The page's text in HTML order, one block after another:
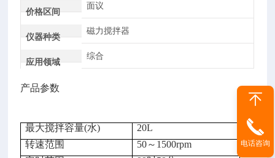
价格区间
面议
仪器种类
磁力搅拌器
应用领域
综合
产品参数
最大搅拌容量(水)
20L
转速范围
50～1500rpm
电话咨询